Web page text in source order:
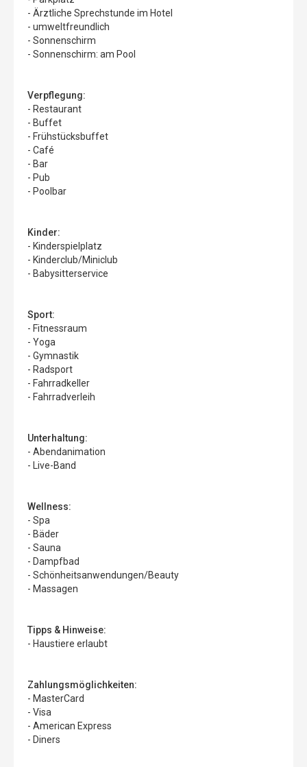
- Ärztliche Sprechstunde im Hotel
- umweltfreundlich
- Sonnenschirm
- Sonnenschirm: am Pool
Verpflegung:
- Restaurant
- Buffet
- Frühstücksbuffet
- Café
- Bar
- Pub
- Poolbar
Kinder:
- Kinderspielplatz
- Kinderclub/Miniclub
- Babysitterservice
Sport:
- Fitnessraum
- Yoga
- Gymnastik
- Radsport
- Fahrradkeller
- Fahrradverleih
Unterhaltung:
- Abendanimation
- Live-Band
Wellness:
- Spa
- Bäder
- Sauna
- Dampfbad
- Schönheitsanwendungen/Beauty
- Massagen
Tipps & Hinweise:
- Haustiere erlaubt
Zahlungsmöglichkeiten:
- MasterCard
- Visa
- American Express
- Diners